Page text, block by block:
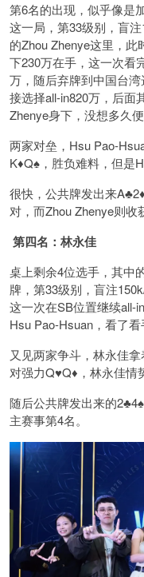
第6名的出现，似乎像是
这一局，第33级别，盲
的Zhou Zhenye这里，
下230万在手，这一次看
万，随后弃牌到中国台
接选择all-in820万，后面
Zhenye身下，没想多久
两家对垒，Hsu Pao-
K♦️Q♠️，胜负难料，但是
很快，公共牌发出来
对，而Zhou Zhenye则收
第四名：林永佳
桌上剩余4位选手，其中
牌，第33级别，盲注
这一次在SB位置继续all-
Hsu Pao-Hsuan，看了
又见两家争斗，林永佳
对强力Q♥️Q♦️，林永佳情
随后公共牌发出来的
主赛事第4名。